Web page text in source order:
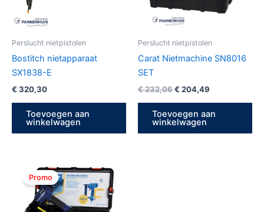
Perslucht nietpistolen
Bostitch nietapparaat
SX1838-E
€ 320,30
Toevoegen aan
winkelwagen
Perslucht nietpistolen
Carat Nietmachine SN8016
SET
€232,06€ 204,49
Toevoegen aan
winkelwagen
Promoprijs
was:
€ 265,39.
prijs
is:
€ 178,00.